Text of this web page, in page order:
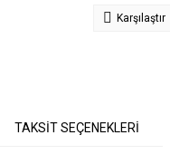
Karşılaştır
TAKSİT SEÇENEKLERİ